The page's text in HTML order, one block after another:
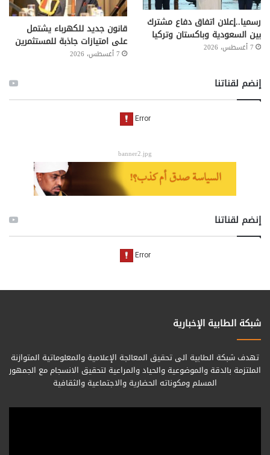
رسميا..إعلان اتفاق دفاع مشترك
بين السعودية وباكستان وتركيا
7 أغسطس، 2026
قانون جديد للكهرباء يشتمل
على امتيازات جاذبة للمستثمرين
7 أغسطس، 2026
إنضم لقناتنا
banner2.jpg
إنضم لقناتنا
شبكة الطابية الإخبارية
تهدف شبكة الطابية الى تحقيق المعالجة الإعلامية والمعلوماتية المتوازنة
الملتزمة بالدقة والموضوعية والحياد والمراعية لتحقيق الانسجام مع الجمهور
المسلم ومكوناته الحضارية والاجتماعية والثقافية